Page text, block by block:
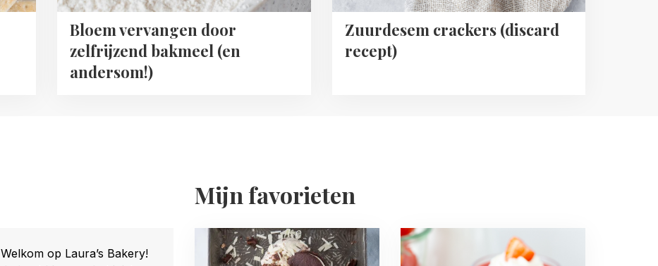
Bloem vervangen door
zelfrijzend bakmeel (en
andersom!)
Zuurdesem crackers (discard
recept)
Welkom op Laura’s Bakery!
Mijn favorieten
Read
more
Read
more